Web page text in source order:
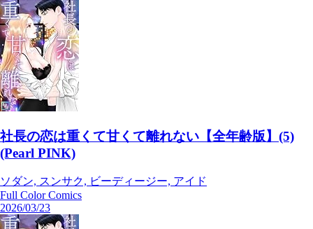
社長の恋は重くて甘くて離れない【全年齢版】(5)
(Pearl PINK)
ソダン, スンサク, ビーディージー, アイド
Full Color Comics
2026/03/23